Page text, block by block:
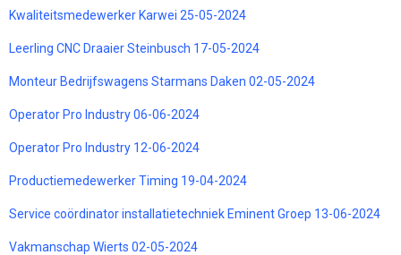
Kwaliteitsmedewerker Karwei 25-05-2024
Leerling CNC Draaier Steinbusch 17-05-2024
Monteur Bedrijfswagens Starmans Daken 02-05-2024
Operator Pro Industry 06-06-2024
Operator Pro Industry 12-06-2024
Productiemedewerker Timing 19-04-2024
Service coördinator installatietechniek Eminent Groep 13-06-2024
Vakmanschap Wierts 02-05-2024